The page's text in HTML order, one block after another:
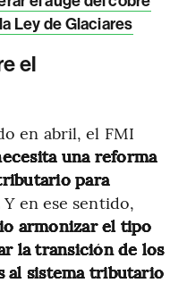
Ley de Glaciares
el
en abril, el FMI
una reforma
para
Y en ese sentido,
armonizar el tipo
la transición de los
al sistema tributario